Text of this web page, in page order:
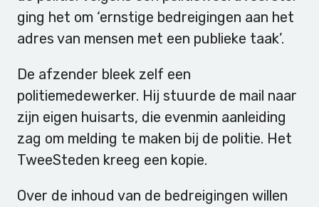
ging het om ‘ernstige bedreigingen aan het
adres van mensen met een publieke taak’.
De afzender bleek zelf een
politiemedewerker. Hij stuurde de mail naar
zijn eigen huisarts, die evenmin aanleiding
zag om melding te maken bij de politie. Het
TweeSteden kreeg een kopie.
Over de inhoud van de bedreigingen willen